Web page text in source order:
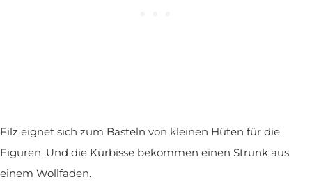
Filz eignet sich zum Basteln von kleinen Hüten für die
Figuren. Und die Kürbisse bekommen einen Strunk aus
einem Wollfaden.